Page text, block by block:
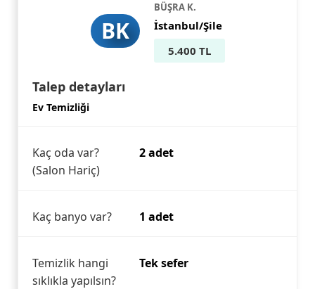
BK
BÜŞRA K.
İstanbul/Şile
5.400 TL
Talep detayları
Ev Temizliği
Kaç oda var?
(Salon Hariç)
2 adet
Kaç banyo var? 1 adet
Temizlik hangi
sıklıkla yapılsın?
Tek sefer